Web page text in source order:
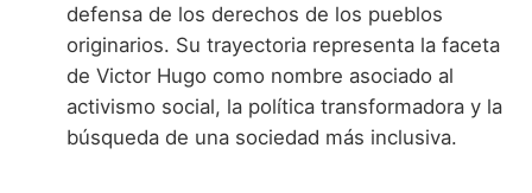
defensa de los derechos de los pueblos
originarios. Su trayectoria representa la faceta
de Victor Hugo como nombre asociado al
activismo social, la política transformadora y la
búsqueda de una sociedad más inclusiva.